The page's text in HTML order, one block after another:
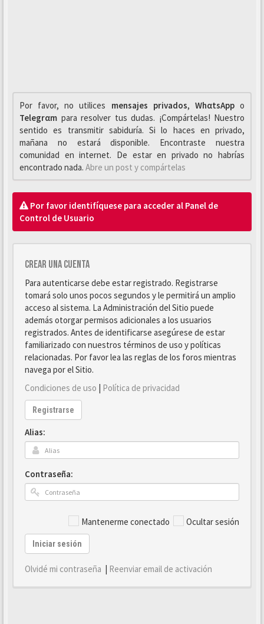
Por favor, no utilices mensajes privados, WhαtsAppo
Telegrαm para resolver tus dudas. ¡Compártelas! Nuestro
sentido es transmitir sabiduría. Si lo haces en privado,
mañana no estará disponible. Encontraste nuestra
comunidad en internet. De estar en privado no habrías
encontrado nada. Abre un post y compártelas
Por favor identifíquese para acceder al Panel de
Control de Usuario
Crear una cuenta
Para autenticarse debe estar registrado. Registrarse
tomará solo unos pocos segundos y le permitirá un amplio
acceso al sistema. La Administración del Sitio puede
además otorgar permisos adicionales a los usuarios
registrados. Antes de identificarse asegúrese de estar
familiarizado con nuestros términos de uso y políticas
relacionadas. Por favor lea las reglas de los foros mientras
navega por el Sitio.
Condiciones de uso | Política de privacidad
Registrarse
Alias:
Contraseña:
Mantenerme conectado Ocultar sesión
Iniciar sesión
Olvidé mi contraseña | Reenviar email de activación